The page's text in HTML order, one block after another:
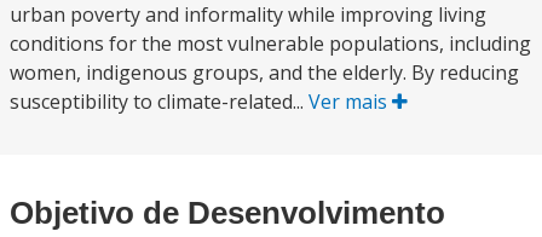
urban poverty and informality while improving living
conditions for the most vulnerable populations, including
women, indigenous groups, and the elderly. By reducing
susceptibility to climate-related... Ver mais
Objetivo de Desenvolvimento